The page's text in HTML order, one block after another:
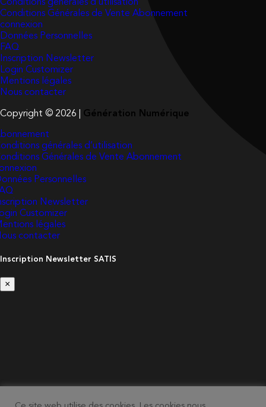
Conditions générales d’utilisation
Conditions Générales de Vente Abonnement
connexion
Données Personnelles
FAQ
Inscription Newsletter
Login Customizer
Mentions légales
Nous contacter
Copyright © 2026 | Génération Numérique
générales d’utilisation
Générales de Vente Abonnement
Personnelles
Newsletter
Customizer
légales
contacter
Inscription Newsletter SATIS
×